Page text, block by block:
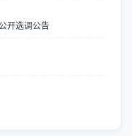
开选调公告